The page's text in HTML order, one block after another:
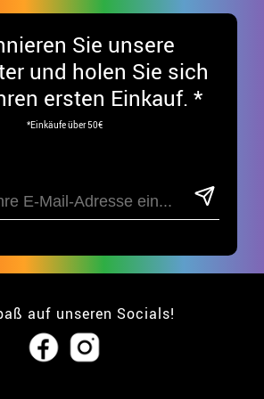
Sie unsere
und holen Sie sich
ersten Einkauf. *
*Einkäufe über 50€
auf unseren Socials!